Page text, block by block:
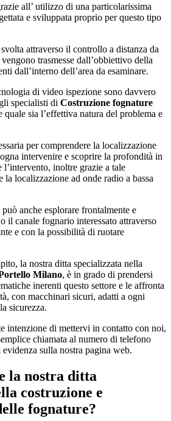
all’ utilizzo di una particolarissima
e sviluppata proprio per questo tipo
attraverso il controllo a distanza da
trasmesse dall’obbiettivo della
dall’interno dell’area da esaminare.
di video ispezione sono davvero
specialisti di Costruzione fognature
quale sia l’effettiva natura del problema e
per comprendere la localizzazione
intervenire e scoprire la profondità in
l’intervento, inoltre grazie a tale
la localizzazione ad onde radio a bassa
anche esplorare frontalmente e
il canale fognario interessato attraverso
e con la possibilità di ruotare
la nostra ditta specializzata nella
Milano, è in grado di prendersi
inerenti questo settore e le affronta
con macchinari sicuri, adatti a ogni
sicurezza.
intenzione di mettervi in contatto con noi,
chiamata al numero di telefono
sulla nostra pagina web.
la nostra ditta
costruzione e
fognature?